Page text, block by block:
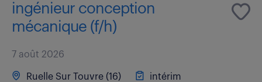
ingénieur conception
mécanique (f/h)
7 août 2026
Ruelle Sur Touvre (16)
intérim